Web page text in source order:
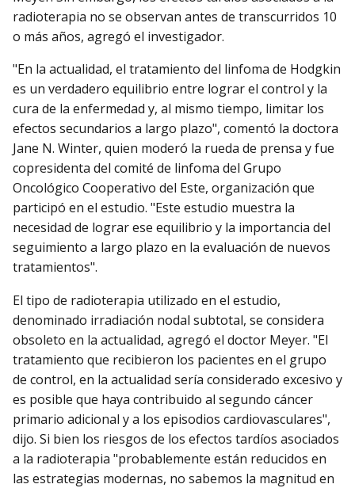
radioterapia no se observan antes de transcurridos 10
o más años, agregó el investigador.
"En la actualidad, el tratamiento del linfoma de Hodgkin
es un verdadero equilibrio entre lograr el control y la
cura de la enfermedad y, al mismo tiempo, limitar los
efectos secundarios a largo plazo", comentó la doctora
Jane N. Winter, quien moderó la rueda de prensa y fue
copresidenta del comité de linfoma del Grupo
Oncológico Cooperativo del Este, organización que
participó en el estudio. "Este estudio muestra la
necesidad de lograr ese equilibrio y la importancia del
seguimiento a largo plazo en la evaluación de nuevos
tratamientos".
El tipo de radioterapia utilizado en el estudio,
denominado irradiación nodal subtotal, se considera
obsoleto en la actualidad, agregó el doctor Meyer. "El
tratamiento que recibieron los pacientes en el grupo
de control, en la actualidad sería considerado excesivo y
es posible que haya contribuido al segundo cáncer
primario adicional y a los episodios cardiovasculares",
dijo. Si bien los riesgos de los efectos tardíos asociados
a la radioterapia "probablemente están reducidos en
las estrategias modernas, no sabemos la magnitud en